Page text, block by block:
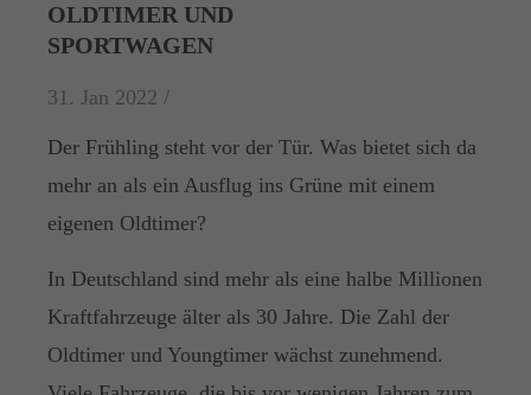
OLDTIMER UND
SPORTWAGEN
31. Jan 2022 /
Der Frühling steht vor der Tür. Was bietet sich da
mehr an als ein Ausflug ins Grüne mit einem
eigenen Oldtimer?
In Deutschland sind mehr als eine halbe Millionen
Kraftfahrzeuge älter als 30 Jahre. Die Zahl der
Oldtimer und Youngtimer wächst zunehmend.